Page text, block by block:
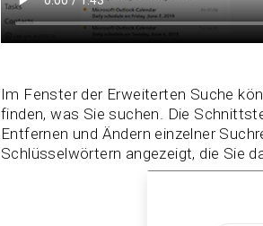
Im Fenster der Erweiterten Suche
finden, was Sie suchen. Die
Entfernen und Ändern einzelner
Schlüsselwörtern angezeigt, die Sie